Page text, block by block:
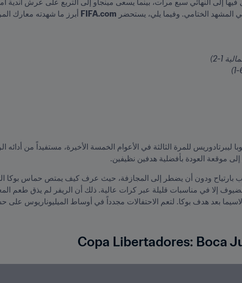
FIFA.com أبرز ما شهدته معارك
موقعة العودة بأفضلية هدفين نظيفين.
Copa Libertadores: Boca